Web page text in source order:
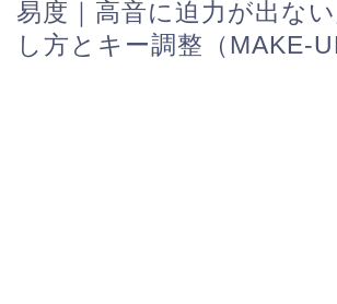
易度｜高音に迫力が出な
し方とキー調整（MAKE-